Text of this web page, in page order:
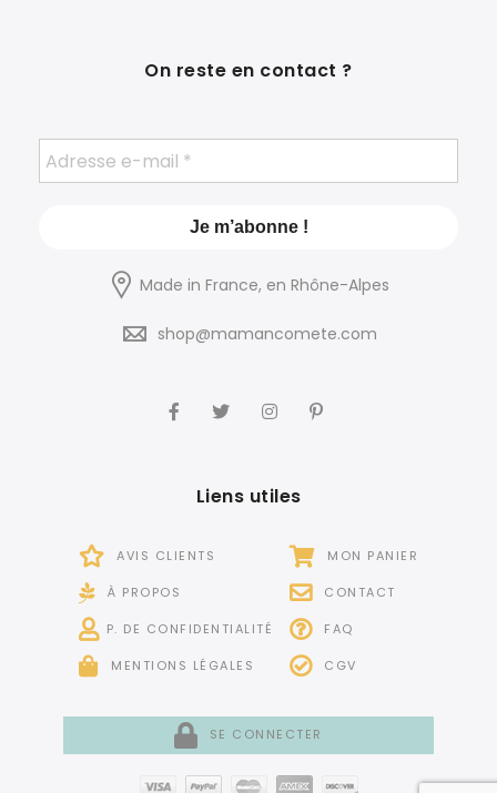
On reste en contact ?
Made in France, en Rhône-Alpes
shop@mamancomete.com
Liens utiles
AVIS CLIENTS
À PROPOS
P. DE CONFIDENTIALITÉ
MENTIONS LÉGALES
MON PANIER
CONTACT
FAQ
CGV
SE CONNECTER